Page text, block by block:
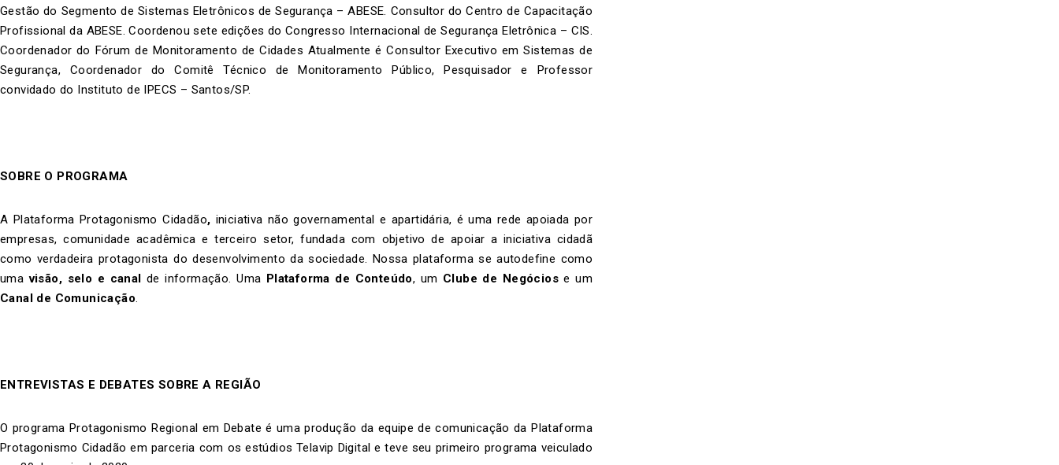
Gestão do Segmento de Sistemas Eletrônicos de Segurança – ABESE. Consultor do Centro de Capacitação
Profissional da ABESE. Coordenou sete edições do Congresso Internacional de Segurança Eletrônica – CIS.
Coordenador do Fórum de Monitoramento de Cidades Atualmente é Consultor Executivo em Sistemas de
Segurança, Coordenador do Comitê Técnico de Monitoramento Público, Pesquisador e Professor
convidado do Instituto de IPECS – Santos/SP.
SOBRE O PROGRAMA
A Plataforma Protagonismo Cidadão, iniciativa não governamental e apartidária, é uma rede apoiada por
empresas, comunidade acadêmica e terceiro setor, fundada com objetivo de apoiar a iniciativa cidadã
como verdadeira protagonista do desenvolvimento da sociedade. Nossa plataforma se autodefine como
umavisão, selo e canalde informação. Uma Plataforma de Conteúdo, um Clube de Negóciose um
Canal de Comunicação.
ENTREVISTAS E DEBATES SOBRE A REGIÃO
O programa Protagonismo Regional em Debate é uma produção da equipe de comunicação da Plataforma
Protagonismo Cidadão em parceria com os estúdios Telavip Digital e teve seu primeiro programa veiculado